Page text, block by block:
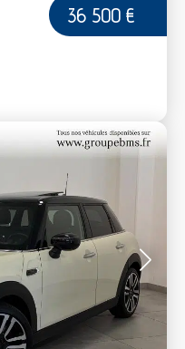
36 500 €